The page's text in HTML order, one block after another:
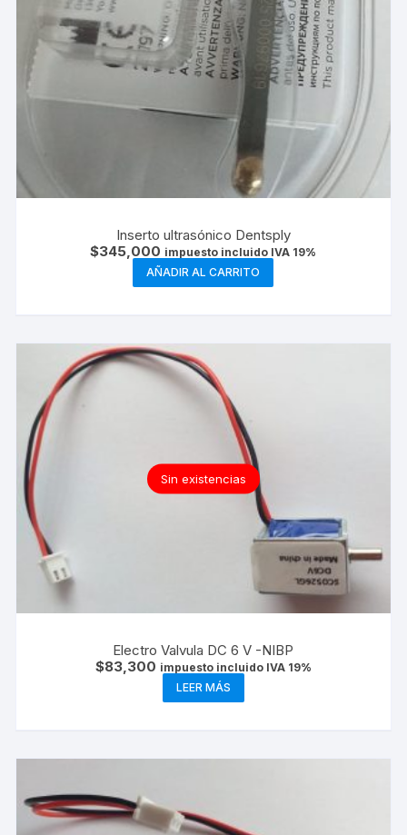
Inserto ultrasónico Dentsply
$345,000 impuesto incluido IVA 19%
AÑADIR AL CARRITO
Sin existencias
Electro Valvula DC 6 V -NIBP
$83,300 impuesto incluido IVA 19%
LEER MÁS